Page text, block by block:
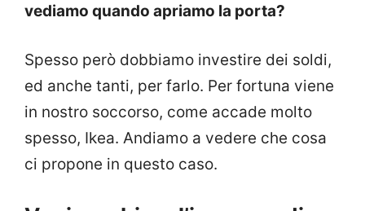
vediamo quando apriamo la porta?
Spesso però dobbiamo investire dei soldi,
ed anche tanti, per farlo. Per fortuna viene
in nostro soccorso, come accade molto
spesso, Ikea. Andiamo a vedere che cosa
ci propone in questo caso.